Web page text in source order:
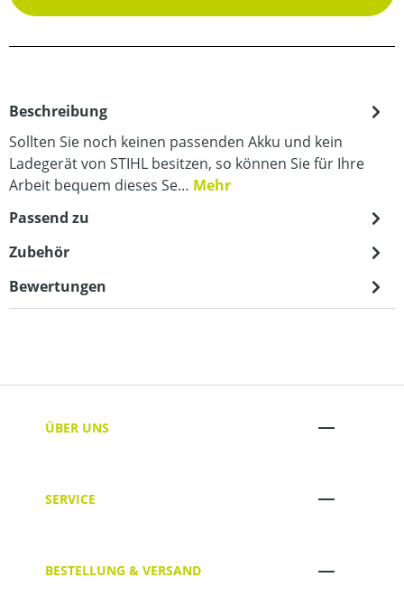
Beschreibung
Sollten Sie noch keinen passenden Akku und kein
Ladegerät von STIHL besitzen, so können Sie für Ihre
Arbeit bequem dieses Se… Mehr
Passend zu
Zubehör
Bewertungen
ÜBER UNS
SERVICE
BESTELLUNG & VERSAND